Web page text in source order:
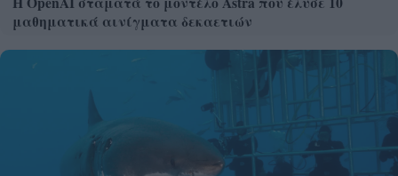
μαθηματικά αινίγματα δεκαετιών